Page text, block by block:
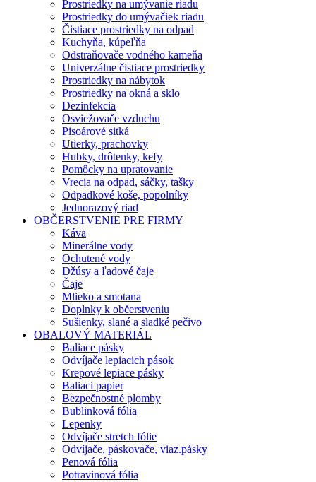
Prostriedky na umývanie riadu
Prostriedky do umývačiek riadu
Čistiace prostriedky na odpad
Kuchyňa, kúpeľňa
Odstraňovače vodného kameňa
Univerzálne čistiace prostriedky
Prostriedky na nábytok
Prostriedky na okná a sklo
Dezinfekcia
Osviežovače vzduchu
Pisoárové sitká
Utierky, prachovky
Hubky, drôtenky, kefy
Pomôcky na upratovanie
Vrecia na odpad, sáčky, tašky
Odpadkové koše, popolníky
Jednorazový riad
OBČERSTVENIE PRE FIRMY
Káva
Minerálne vody
Ochutené vody
Džúsy a ľadové čaje
Čaje
Mlieko a smotana
Doplnky k občerstveniu
Sušienky, slané a sladké pečivo
OBALOVÝ MATERIÁL
Baliace pásky
Odvíjače lepiacich pások
Krepové lepiace pásky
Baliaci papier
Bezpečnostné plomby
Bublinková fólia
Lepenky
Odvíjače stretch fólie
Odvíjače, páskovače, viaz.pásky
Penová fólia
Potravinová fólia